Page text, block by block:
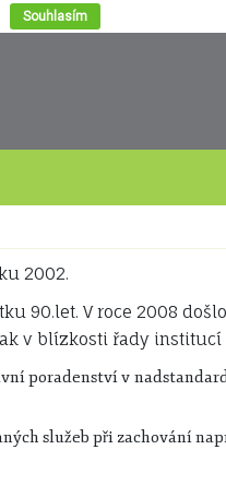
2002.
90.let. V roce 2008
v blízkosti řady
poradenství v
služeb při zachování
Souhlasím